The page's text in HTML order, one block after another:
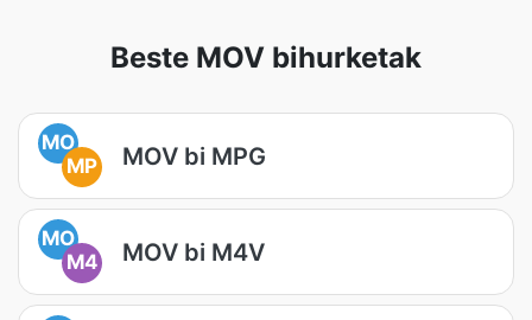
Beste MOV bihurketak
MO
MP
MOV bi MPG
MO
M4
MOV bi M4V